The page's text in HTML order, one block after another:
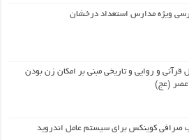
ویژه مدارس استعداد درخشان
قرآنی و روایی و تاریخی مبنی بر امکان زن بودن
(عج)
صرافی کوینکس برای سیستم عامل اندروید